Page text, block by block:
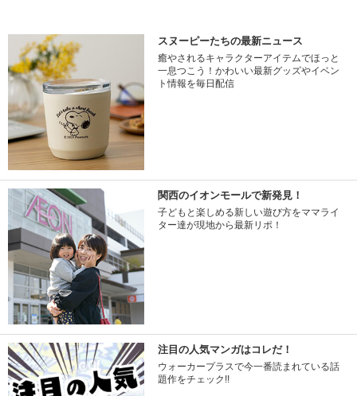
スヌーピーたちの最新ニュース
癒やされるキャラクターアイテムでほっと
一息つこう！かわいい最新グッズやイベン
ト情報を毎日配信
関西のイオンモールで新発見！
子どもと楽しめる新しい遊び方をママライ
ター達が現地から最新リポ！
注目の人気マンガはコレだ！
ウォーカープラスで今一番読まれている話
題作をチェック!!